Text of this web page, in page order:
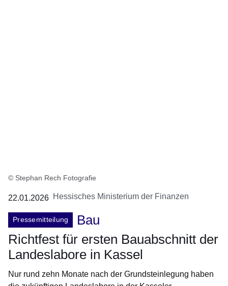
© Stephan Rech Fotografie
22.01.2026 Hessisches Ministerium der Finanzen
Pressemitteilung
Bau
Richtfest für ersten Bauabschnitt der
Landeslabore in Kassel
Nur rund zehn Monate nach der Grundsteinlegung haben